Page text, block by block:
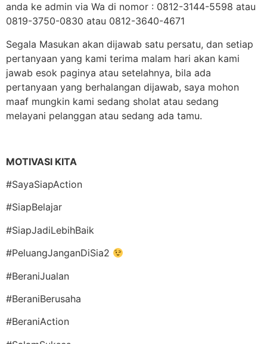
anda ke admin via Wa di nomor : 0812-3144-5598 atau
0819-3750-0830 atau 0812-3640-4671
Segala Masukan akan dijawab satu persatu, dan setiap
pertanyaan yang kami terima malam hari akan kami
jawab esok paginya atau setelahnya, bila ada
pertanyaan yang berhalangan dijawab, saya mohon
maaf mungkin kami sedang sholat atau sedang
melayani pelanggan atau sedang ada tamu.
MOTIVASI KITA
#SayaSiapAction
#SiapBelajar
#SiapJadiLebihBaik
#PeluangJanganDiSia2
#BeraniJualan
#BeraniBerusaha
#BeraniAction